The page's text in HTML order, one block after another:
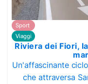
Sport
Viaggi
Riviera dei Fiori,
Un'affascinante
che attraversa